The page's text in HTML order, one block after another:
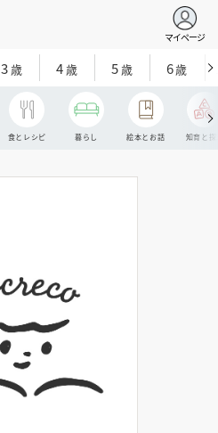
マイページ
3歳 4歳 5歳 6歳
食とレシピ 暮らし 絵本とお話 知育と探